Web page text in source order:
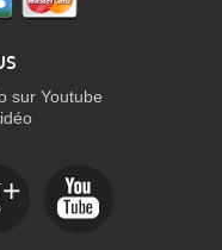
sur Youtube